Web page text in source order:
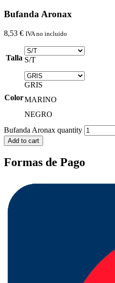
Bufanda Aronax
8,53 € IVA no incluido
Talla S/T
Color
GRIS
MARINO
NEGRO
Bufanda Aronax quantity
Add to cart
Formas de Pago